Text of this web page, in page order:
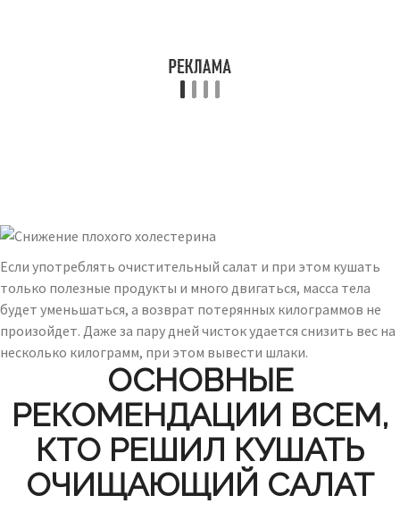
Если употреблять очистительный салат и при этом кушать
только полезные продукты и много двигаться, масса тела
будет уменьшаться, а возврат потерянных килограммов не
произойдет. Даже за пару дней чисток удается снизить вес на
несколько килограмм, при этом вывести шлаки.
ОСНОВНЫЕ
РЕКОМЕНДАЦИИ ВСЕМ,
КТО РЕШИЛ КУШАТЬ
ОЧИЩАЮЩИЙ САЛАТ